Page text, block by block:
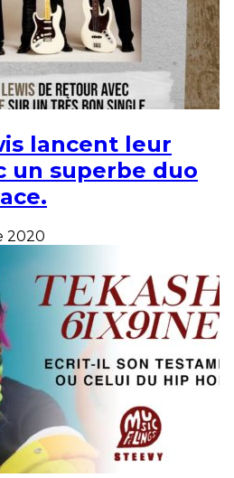
lancent leur
un superbe duo
2020